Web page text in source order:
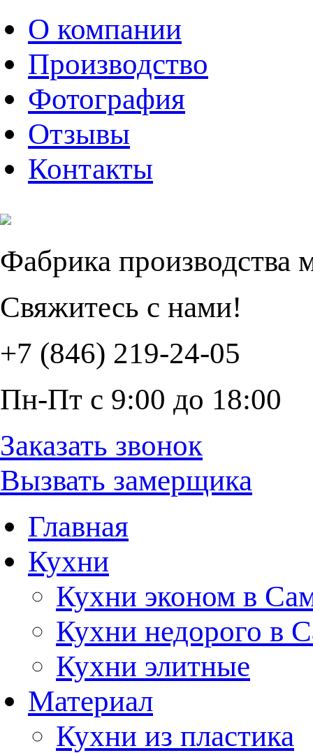
О компании
Производство
Фотография
Отзывы
Контакты
Фабрика производства
Свяжитесь с нами!
+7 (846) 219-24-05
Пн-Пт с 9:00 до 18:00
Заказать звонок
Вызвать замерщика
Главная
Кухни
Кухни эконом в
Кухни недорого в
Кухни элитные
Материал
Кухни из пластика